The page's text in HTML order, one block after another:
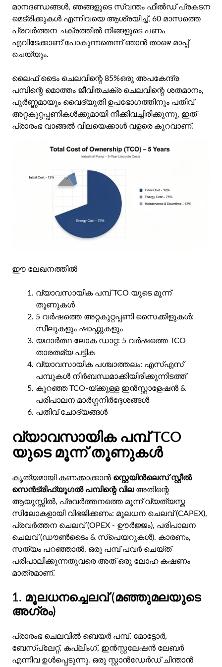
മാനദണ്ഡങ്ങൾ, ഞങ്ങളുടെ സ്വന്തം ഫീൽഡ് പ്രകടന
മെട്രിക്കുകൾ എന്നിവയെ ആശ്രയിച്ച്, 60 മാസത്തെ
പ്രവർത്തന ചക്രത്തിൽ നിങ്ങളുടെ പണം
എവിടേക്കാണ് പോകുന്നതെന്ന് ഞാൻ താഴെ മാപ്പ്
ചെയ്യും.
ലൈഫ് ടൈം ചെലവിന്റെ 85%ഒരു അപകേന്ദ്ര
പമ്പിന്റെ മൊത്തം ജീവിതചക്ര ചെലവിന്റെ ശതമാനം,
പൂർണ്ണമായും വൈദ്യുതി ഉപഭോഗത്തിനും പതിവ്
അറ്റകുറ്റപ്പണികൾക്കുമായി നീക്കിവച്ചിരിക്കുന്നു, ഇത്
പ്രാരംഭ വാങ്ങൽ വിലയെക്കാൾ വളരെ കുറവാണ്.
ഈ ലേഖനത്തിൽ
വ്യാവസായിക പമ്പ് TCO യുടെ മൂന്ന്
തൂണുകൾ
5 വർഷത്തെ അറ്റകുറ്റപ്പണി സൈക്കിളുകൾ:
സീലുകളും ഷാഫ്റ്റുകളും
യഥാർത്ഥ ലോക ഡാറ്റ: 5 വർഷത്തെ TCO
താരതമ്യ പട്ടിക
വ്യാവസായിക പശ്ചാത്തലം: എസ്എസ്
പമ്പുകൾ നിർബന്ധമാക്കിയിരിക്കുന്നിടത്ത്
കുറഞ്ഞ TCO-യ്ക്കുള്ള ഇൻസ്റ്റാളേഷൻ &
പരിപാലന മാർഗ്ഗനിർദ്ദേശങ്ങൾ
പതിവ് ചോദ്യങ്ങൾ
വ്യാവസായിക പമ്പ് TCO
യുടെ മൂന്ന് തൂണുകൾ
കൃത്യമായി കണക്കാക്കാൻ സ്റ്റെയിൻലെസ് സ്റ്റീൽ
സെൻട്രിഫ്യൂഗൽ പമ്പിന്റെ വിലഅതിന്റെ
ആയുസ്സിൽ, പ്രവർത്തനത്തെ മൂന്ന് വ്യത്യസ്ത
സിലോകളായി വിഭജിക്കണം: മൂലധന ചെലവ് (CAPEX),
പ്രവർത്തന ചെലവ് (OPEX - ഊർജ്ജം), പരിപാലന
ചെലവ് (ഡൗൺടൈം & സ്പെയറുകൾ). കാരണം,
സത്യം പറഞ്ഞാൽ, ഒരു പമ്പ് പവർ ചെയ്ത്
പരിപാലിക്കുന്നതുവരെ അത് ഒരു ലോഹ കഷണം
മാത്രമാണ്.
1. മൂലധനച്ചെലവ് (മഞ്ഞുമലയുടെ
അഗ്രം)
പ്രാരംഭ ചെലവിൽ ബെയർ പമ്പ്, മോട്ടോർ,
ബേസ്‌പ്ലേറ്റ്, കപ്ലിംഗ്, ഇൻസ്റ്റലേഷൻ ലേബർ
എന്നിവ ഉൾപ്പെടുന്നു. ഒരു സ്റ്റാൻഡേർഡ് ചിന്താൻ